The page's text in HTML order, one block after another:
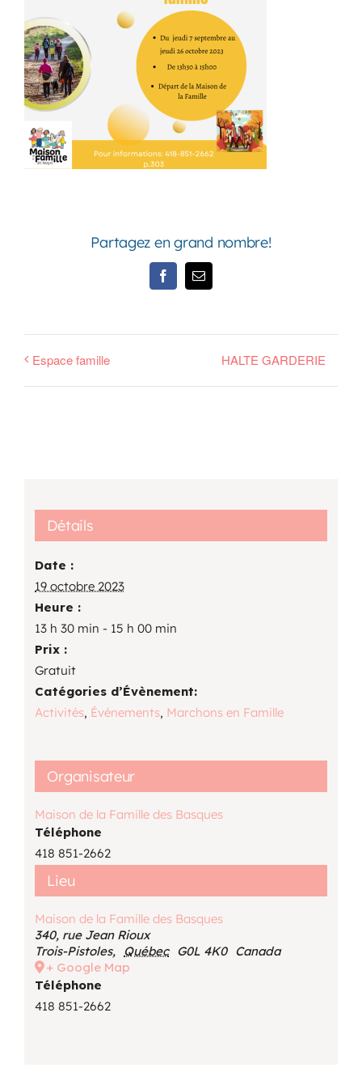
Partagez en grand nombre!
FacebookEmail
Espace famille HALTE GARDERIE
Détails
Date :
19 octobre 2023
Heure :
13 h 30 min - 15 h 00 min
Prix :
Gratuit
Catégories d’Évènement:
Activités, Événements, Marchons en Famille
Lieu
Maison de la Famille des Basques
340, rue Jean Rioux
Trois-Pistoles, Québec G0L 4K0 Canada
+ Google Map
Téléphone
418 851-2662
Organisateur
Maison de la Famille des Basques
Téléphone
418 851-2662